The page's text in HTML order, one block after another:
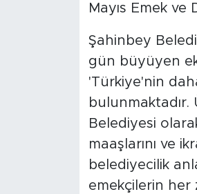
Mayıs Emek
Şahinbey
gün büyüyen
'Türkiye'nin
bulunmaktadır.
Belediyesi
maaşlarını ve
belediyecilik
emekçilerin her